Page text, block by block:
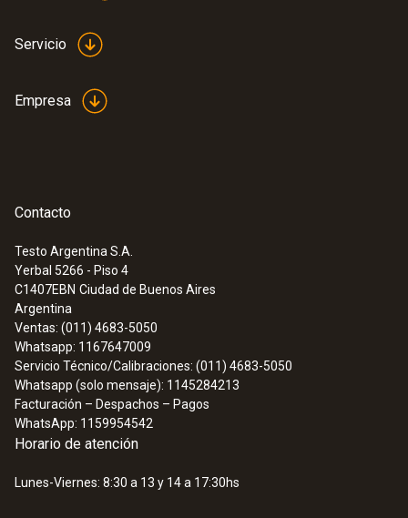
Servicio
Empresa
Contacto
Testo Argentina S.A.
Yerbal 5266 - Piso 4
C1407EBN Ciudad de Buenos Aires
Argentina
Ventas: (011) 4683-5050
Whatsapp: 1167647009
Servicio Técnico/Calibraciones: (011) 4683-5050
Whatsapp (solo mensaje): 1145284213
Facturación – Despachos – Pagos
WhatsApp: 1159954542
Horario de atención
Lunes-Viernes: 8:30 a 13 y 14 a 17:30hs